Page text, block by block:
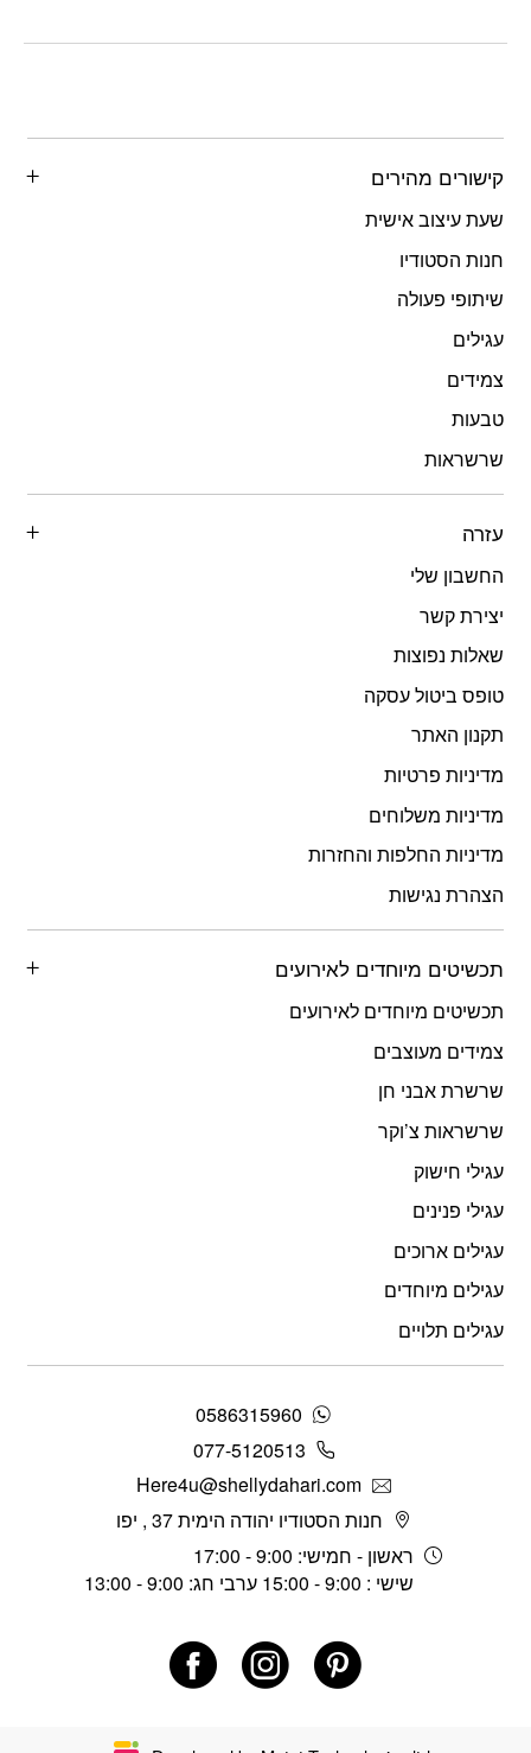
קישורים מהירים
שעת עיצוב אישית
חנות הסטודיו
שיתופי פעולה
עגילים
צמידים
טבעות
שרשראות
עזרה
החשבון שלי
יצירת קשר
שאלות נפוצות
טופס ביטול עסקה
תקנון האתר
מדיניות פרטיות
מדיניות משלוחים
מדיניות החלפות והחזרות
הצהרת נגישות
תכשיטים מיוחדים לאירועים
תכשיטים מיוחדים לאירועים
צמידים מעוצבים
שרשרת אבני חן
שרשראות צ’וקר
עגילי חישוק
עגילי פנינים
עגילים ארוכים
עגילים מיוחדים
עגילים תלויים
0586315960
077-5120513
Here4u@shellydahari.com
חנות הסטודיו יהודה הימית 37 , יפו
ראשון - חמישי: 9:00 - 17:00
שישי : 9:00 - 15:00 ערבי חג: 9:00 - 13:00